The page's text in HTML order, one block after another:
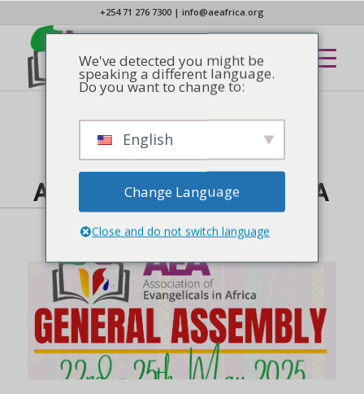
+254 71 276 7300| info@aeafrica.org
APRESENTOU, COMUNICADO DE IMPRENSA NOTÍCIAS
Inscrição para a 13ª
Assembleia Geral da AEA
We've detected you might be
speaking a different language.
Do you want to change to:
English
Change Language
Close and do not switch language